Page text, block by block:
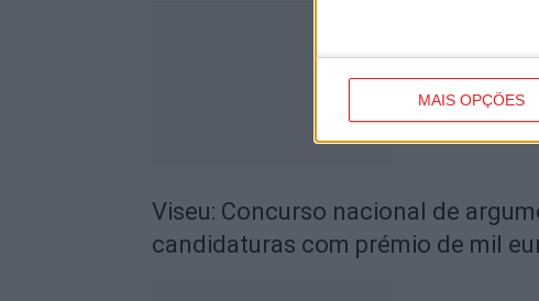
MAIS OPÇÕES
Viseu: Concurso nacional de
candidaturas com prémio de mil